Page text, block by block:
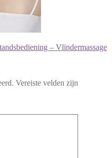
– Vlindermassage
Vereiste velden zijn